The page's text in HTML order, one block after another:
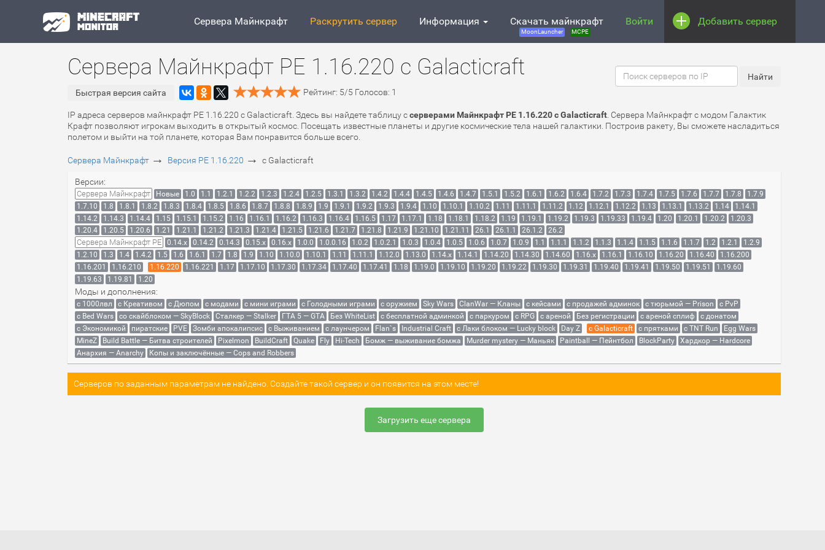
Сервера Майнкрафт Раскрутить сервер Информация Скачать майнкрафт
MoonLauncher MCPE
Войти Добавить сервер
Сервера Майнкрафт PE 1.16.220 с Galacticraft
Быстрая версия сайта Рейтинг: 5/5 Голосов: 1
IP адреса серверов майнкрафт PE 1.16.220 с Galacticraft. Здесь вы найдете таблицу ссерверами Майнкрафт PE 1.16.220 с Galacticraft . Сервера Майнкрафт с модом Галактик
Крафт позволяют игрокам выходить в открытый космос. Посещать известные планеты и другие космические тела нашей галактики. Построив ракету, Вы сможете насладиться
полетом и выйти на той планете, которая Вам понравится больше всего.
Сервера Майнкрафт → Версия PE 1.16.220 → с Galacticraft
Версии:
Сервера Майнкрафт Новые 1.0 1.1 1.2.1 1.2.2 1.2.3 1.2.4 1.2.5 1.3.1 1.3.2 1.4.2 1.4.4 1.4.5 1.4.6 1.4.7 1.5.1 1.5.2 1.6.1 1.6.2 1.6.4 1.7.2 1.7.3 1.7.4 1.7.5 1.7.6 1.7.7 1.7.8
1.7.9
1.7.10
1.8 1.8.1 1.8.2 1.8.3 1.8.4 1.8.5 1.8.6 1.8.7 1.8.8 1.8.9 1.9 1.9.1 1.9.2 1.9.3 1.9.4 1.10 1.10.1 1.10.2 1.11 1.11.1 1.11.2 1.12 1.12.1 1.12.2 1.13 1.13.1 1.13.2 1.14
1.14.1
1.14.2
1.14.3 1.14.4 1.15 1.15.1 1.15.2 1.16 1.16.1 1.16.2 1.16.3 1.16.4 1.16.5 1.17 1.17.1 1.18 1.18.1 1.18.2 1.19 1.19.1 1.19.2 1.19.3 1.19.33 1.19.4 1.20 1.20.1 1.20.2
1.20.3
1.20.4
1.20.5 1.20.6 1.21 1.21.1 1.21.2 1.21.3 1.21.4 1.21.5 1.21.6 1.21.7 1.21.8 1.21.9 1.21.10 1.21.11 26.1 26.1.1 26.1.2 26.2
Сервера Майнкрафт PE 0.14.x 0.14.2 0.14.3 0.15.x 0.16.x 1.0.0 1.0.0.16 1.0.2 1.0.2.1 1.0.3 1.0.4 1.0.5 1.0.6 1.0.7 1.0.9 1.1 1.1.1 1.1.2 1.1.3 1.1.4 1.1.5 1.1.6 1.1.7 1.2 1.2.1
1.2.9
1.2.10
1.3 1.4 1.4.2 1.5 1.6 1.6.1 1.7 1.8 1.9 1.10 1.10.0 1.10.1 1.11 1.11.1 1.12.0 1.13.0 1.14.x 1.14.1 1.14.20 1.14.30 1.14.60 1.16.x 1.16.1 1.16.10 1.16.20 1.16.40
1.16.200
1.16.201
1.16.210 1.16.220 1.16.221 1.17 1.17.10 1.17.30 1.17.34 1.17.40 1.17.41 1.18 1.19.0 1.19.10 1.19.20 1.19.22 1.19.30 1.19.31 1.19.40 1.19.41 1.19.50 1.19.51
1.19.60
1.19.63
1.19.81 1.20
Моды и дополнения:
с 1000лвл c Креативом с Дюпом с модами с мини играми с Голодными играми с оружием Sky Wars ClanWar — Кланы с кейсами с продажей админок с тюрьмой — Prison
с PvP
с Bed Wars
со скайблоком — SkyBlock Сталкер — Stalker ГТА 5 — GTA Без WhiteList с бесплатной админкой с паркуром с RPG с ареной Без регистрации с ареной сплиф
с донатом
с Экономикой
пиратские PVE Зомби апокалипсис с Выживанием с лаунчером Flan`s Industrial Craft с Лаки блоком — Lucky block Day Z с Galacticraft с прятками с TNT Run
Egg Wars
MineZ
Build Battle — Битва строителей Pixelmon BuildCraft Quake Fly Hi-Tech Бомж — выживание бомжа Murder mystery — Маньяк Paintball — Пейнтбол BlockParty
Хардкор — Hardcore
Анархия — Anarchy
Копы и заключённые — Cops and Robbers
Серверов по заданным параметрам не найдено. Создайте такой сервер и он появится на этом месте!
Загрузить еще сервера